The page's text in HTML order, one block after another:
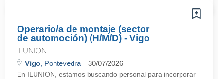
Operario/a de montaje (sector
de automoción) (H/M/D) - Vigo
ILUNION
Vigo, Pontevedra 30/07/2026
En ILUNION, estamos buscando personal para incorporar